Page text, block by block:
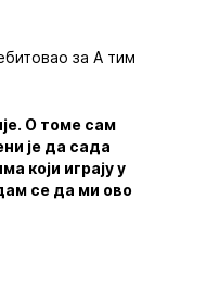
за А тим
О томе сам
је да сада
који играју у
се да ми ово